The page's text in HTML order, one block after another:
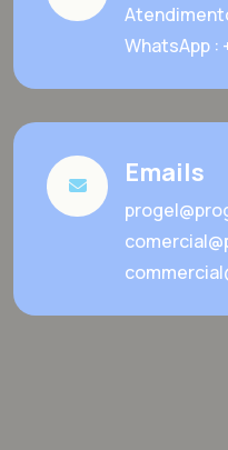
WhatsApp :
Emails